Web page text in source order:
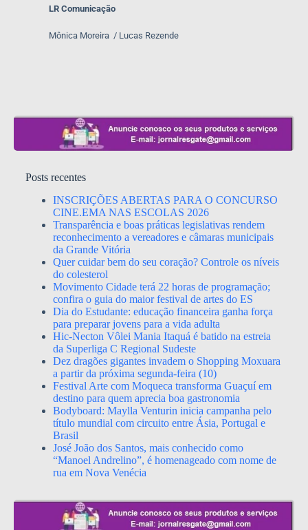
LR Comunicação
Mônica Moreira / Lucas Rezende
Posts recentes
INSCRIÇÕES ABERTAS PARA O CONCURSO
CINE.EMA NAS ESCOLAS 2026
Transparência e boas práticas legislativas rendem
reconhecimento a vereadores e câmaras municipais
da Grande Vitória
Quer cuidar bem do seu coração? Controle os níveis
do colesterol
Movimento Cidade terá 22 horas de programação;
confira o guia do maior festival de artes do ES
Dia do Estudante: educação financeira ganha força
para preparar jovens para a vida adulta
Hic-Necton Vôlei Mania Itaquá é batido na estreia
da Superliga C Regional Sudeste
Dez dragões gigantes invadem o Shopping Moxuara
a partir da próxima segunda-feira (10)
Festival Arte com Moqueca transforma Guaçuí em
destino para quem aprecia boa gastronomia
Bodyboard: Maylla Venturin inicia campanha pelo
título mundial com circuito entre Ásia, Portugal e
Brasil
José João dos Santos, mais conhecido como
“Manoel Andrelino”, é homenageado com nome de
rua em Nova Venécia